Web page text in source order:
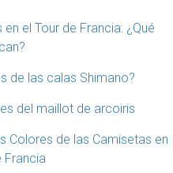
el Tour de Francia: ¿Qué
de las calas Shimano?
del maillot de arcoiris
Colores de las Camisetas en
Francia